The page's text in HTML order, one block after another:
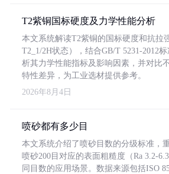
T2紫铜国标硬度及力学性能分析
本文系统解读T2紫铜的国标硬度和抗拉
T2_1/2H状态），结合GB/T 5231-2012
析其力学性能指标及影响因素，并对比
特性差异，为工业选材提供参考。
2026年8月4日
喷砂都有多少目
本文系统介绍了喷砂目数的分级标准，
喷砂200目对应的表面粗糙度（Ra 3.2-
同目数的应用场景。数据来源包括ISO